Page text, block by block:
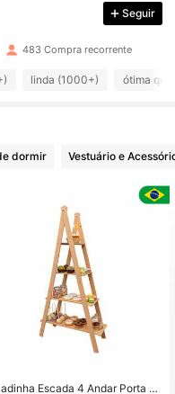
Seguir
483 Compra recorrente
linda (1000+) ótima
dormir Vestuário e
Escada 4 Andar Porta D